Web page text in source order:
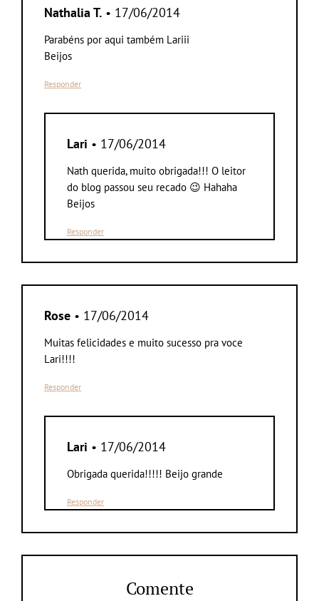
Nathalia T. • 17/06/2014
Parabéns por aqui também Lariii
Beijos
Responder
Lari • 17/06/2014
Nath querida, muito obrigada!!! O leitor
do blog passou seu recado 😉 Hahaha
Beijos
Responder
Rose • 17/06/2014
Muitas felicidades e muito sucesso pra voce
Lari!!!!
Responder
Lari • 17/06/2014
Obrigada querida!!!!! Beijo grande
Responder
Comente